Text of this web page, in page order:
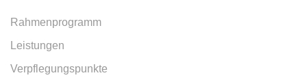
Rahmenprogramm
Leistungen
Verpflegungspunkte